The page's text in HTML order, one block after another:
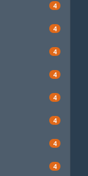
4
4
4
4
4
4
4
4